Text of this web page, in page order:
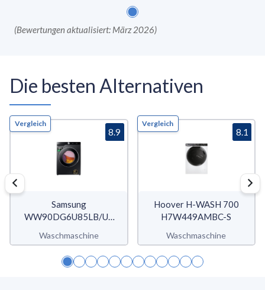
(Bewertungen aktualisiert: März 2026)
Die besten Alternativen
Vergleich
Samsung
WW90DG6U85LB/U3
Waschmaschine
8.9
Vergleich
Hoover H-WASH 700
H7W449AMBC-S
Waschmaschine
8.1